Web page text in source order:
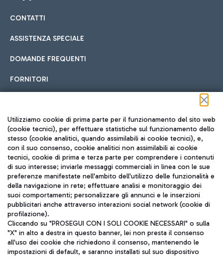
Cucina Internazionale
Fast Food
Pizza
Hotel in aeroporto
Scegli l'alloggio più adatto e approfitta della vicinanza
all'aeroporto.
Car sharing
Con il Car Sharing è ancora più facile spostarsi
Treno
Raggiungi velocemente l'aeroporto di Fiumicino da Roma
tramite i servizi ferroviari Trenitalia.
CONTATTI
ASSISTENZA SPECIALE
DOMANDE FREQUENTI
FORNITORI
Seguici sui social
TRAVEL JOURNAL
ITA
Utilizziamo cookie di prima parte per il funzionamento del sito web
(cookie tecnici), per effettuare statistiche sul funzionamento dello
stesso (cookie analitici, quando assimilabili ai cookie tecnici), e,
con il suo consenso, cookie analitici non assimilabili ai cookie
tecnici, cookie di prima e terza parte per comprendere i contenuti
di suo interesse; inviarle messaggi commerciali in linea con le sue
preferenze manifestate nell'ambito dell'utilizzo delle funzionalità e
della navigazione in rete; effettuare analisi e monitoraggio dei
suoi comportamenti; personalizzare gli annunci e le inserzioni
pubblicitari anche attraverso interazioni social network (cookie di
profilazione).
Cliccando su "PROSEGUI CON I SOLI COOKIE NECESSARI" o sulla
"X" in alto a destra in questo banner, lei non presta il consenso
all'uso dei cookie che richiedono il consenso, mantenendo le
impostazioni di default, e saranno installati sul suo dispositivo